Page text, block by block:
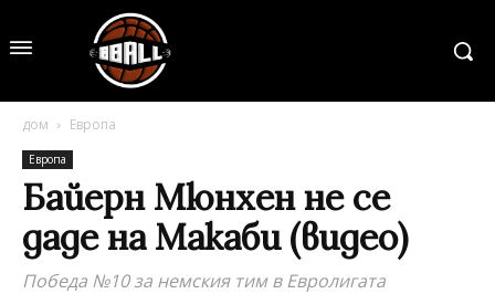
дом Европа
Европа
Байерн Мюнхен не се
даде на Макаби (видео)
Победа №10 за немския тим в Евролигата